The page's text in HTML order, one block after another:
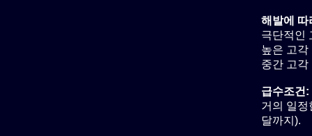
해발에 따
극단적인
높은 고각
중간 고각
급수조건:
거의 일정
달까지).